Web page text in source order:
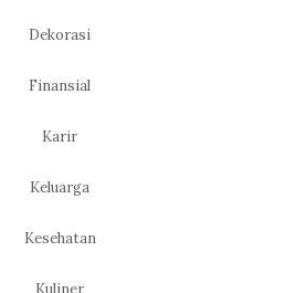
Dekorasi
Finansial
Karir
Keluarga
Kesehatan
Kuliner